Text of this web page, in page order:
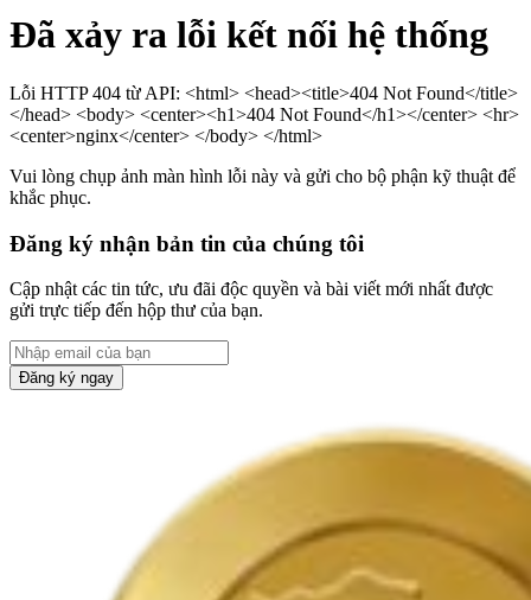
Đã xảy ra lỗi kết nối hệ thống
Lỗi HTTP 404 từ API: <html> <head><title>404 Not Found</title>
</head> <body> <center><h1>404 Not Found</h1></center> <hr>
<center>nginx</center> </body> </html>
Vui lòng chụp ảnh màn hình lỗi này và gửi cho bộ phận kỹ thuật để
khắc phục.
Đăng ký nhận bản tin của chúng tôi
Cập nhật các tin tức, ưu đãi độc quyền và bài viết mới nhất được
gửi trực tiếp đến hộp thư của bạn.
Đăng ký ngay